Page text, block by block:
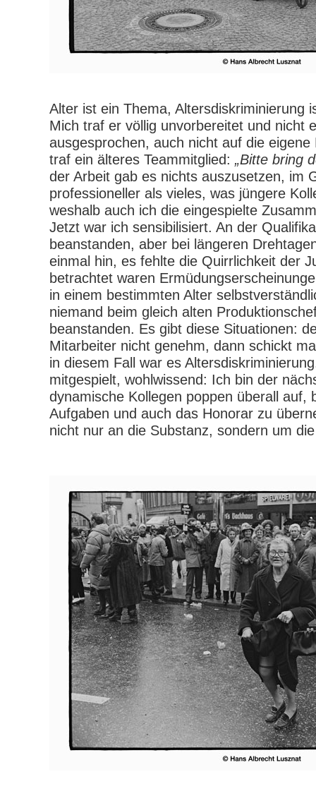
Alter ist ein Thema, Altersdiskriminierung
Mich traf er völlig unvorbereitet und nicht
ausgesprochen, auch nicht auf die eigene
traf ein älteres Teammitglied: „Bitte bring
der Arbeit gab es nichts auszusetzen, im
professioneller als vieles, was jüngere
weshalb auch ich die eingespielte
Jetzt war ich sensibilisiert. An der
beanstanden, aber bei längeren
einmal hin, es fehlte die Quirrlichkeit der
betrachtet waren
in einem bestimmten Alter
niemand beim gleich alten
beanstanden. Es gibt diese Situationen:
Mitarbeiter nicht genehm, dann schickt
in diesem Fall war es
mitgespielt, wohlwissend: Ich bin der
dynamische Kollegen poppen überall auf,
Aufgaben und auch das Honorar zu
nicht nur an die Substanz, sondern um